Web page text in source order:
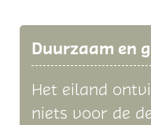
Duurzaam en
Het eiland
niets voor de